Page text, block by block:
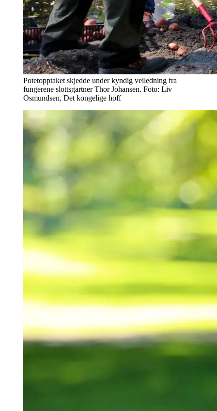
Potetopptaket skjedde under kyndig veiledning fra
fungerene slottsgartner Thor Johansen. Foto: Liv
Osmundsen, Det kongelige hoff